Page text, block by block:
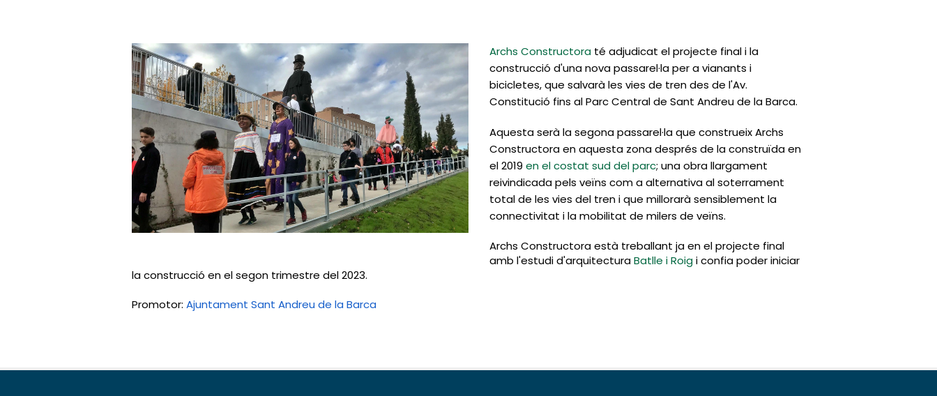
Archs Constructora té adjudicat el projecte final i la
construcció d'una nova passarel·la per a vianants i
bicicletes, que salvarà les vies de tren des de l'Av.
Constitució fins al Parc Central de Sant Andreu de la Barca.
Aquesta serà la segona passarel·la que construeix Archs
Constructora en aquesta zona després de la construïda en
el 2019 en el costat sud del parc; una obra llargament
reivindicada pels veïns com a alternativa al soterrament
total de les vies del tren i que millorarà sensiblement la
connectivitat i la mobilitat de milers de veïns.
Archs Constructora està treballant ja en el projecte final
amb l'estudi d'arquitectura Batlle i Roig i confia poder iniciar
la construcció en el segon trimestre del 2023.
Promotor: Ajuntament Sant Andreu de la Barca